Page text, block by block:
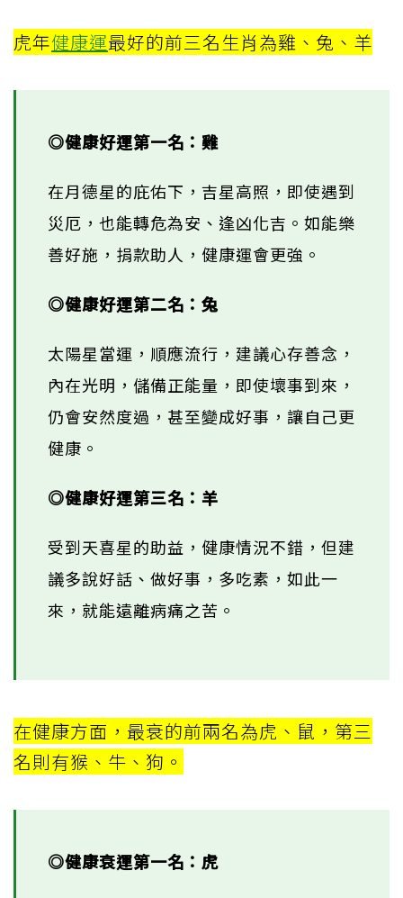
虎年健康運最好的前三名生肖為雞、兔、羊
◎健康好運第一名：雞
在月德星的庇佑下，吉星高照，即使遇到
災厄，也能轉危為安、逢凶化吉。如能樂
善好施，捐款助人，健康運會更強。
◎健康好運第二名：兔
太陽星當運，順應流行，建議心存善念，
內在光明，儲備正能量，即使壞事到來，
仍會安然度過，甚至變成好事，讓自己更
健康。
◎健康好運第三名：羊
受到天喜星的助益，健康情況不錯，但建
議多說好話、做好事，多吃素，如此一
來，就能遠離病痛之苦。
在健康方面，最衰的前兩名為虎、鼠，第三
名則有猴、牛、狗。
◎健康衰運第一名：虎